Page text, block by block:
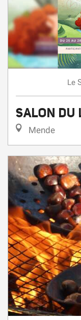
Le
SALON DU
Mende